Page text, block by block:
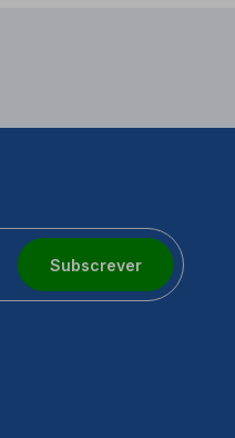
Subscrever